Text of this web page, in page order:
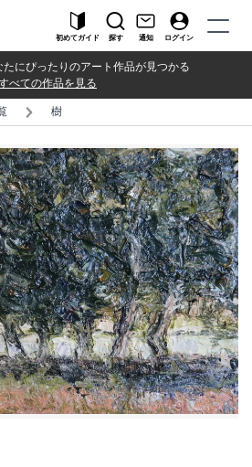
初めてガイド 探す 通知 ログイン
にぴったりのアート作品が見つかる
べての作品を見る
樹